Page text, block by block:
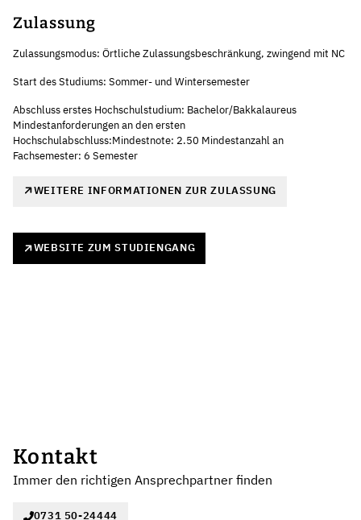
Zulassung
Zulassungsmodus: Örtliche Zulassungsbeschränkung, zwingend mit NC
Start des Studiums: Sommer- und Wintersemester
Abschluss erstes Hochschulstudium: Bachelor/Bakkalaureus
Mindestanforderungen an den ersten
Hochschulabschluss:Mindestnote: 2.50 Mindestanzahl an
Fachsemester: 6 Semester
WEITERE INFORMATIONEN ZUR ZULASSUNG
WEBSITE ZUM STUDIENGANG
Kontakt
Immer den richtigen Ansprechpartner finden
0731 50-24444